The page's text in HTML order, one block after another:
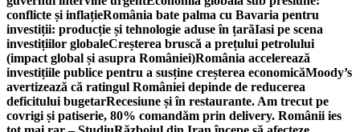
conflicte și inflațieRomânia bate palma cu Bavaria pentru
investiții: producție și tehnologie aduse în țarăIasi pe scena
investițiilor globaleCreșterea bruscă a prețului petrolului
(impact global și asupra României)România accelerează
investițiile publice pentru a susține creșterea economicăMoody’s
avertizează că ratingul României depinde de reducerea
deficitului bugetarRecesiune și în restaurante. Am trecut pe
covrigi și patiserie, 80% comandăm prin delivery. Românii ies